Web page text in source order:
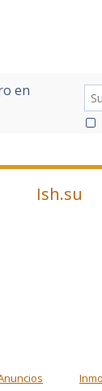
en
Ish.su